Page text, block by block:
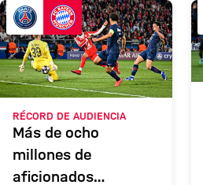
PSG
Crónica
RÉCORD DE AUDIENCIA
Más de ocho
millones de
aficionados